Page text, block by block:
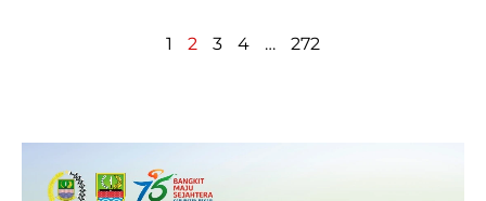
1 2 3 4 … 272